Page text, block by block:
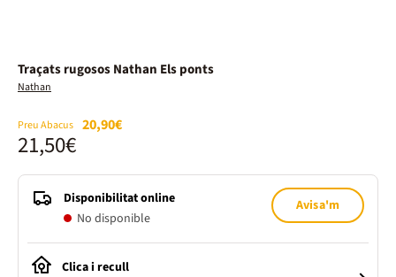
Traçats rugosos Nathan Els ponts
Nathan
Preu Abacus 20,90€
21,50€
Disponibilitat online
No disponible
Avisa'm
Clica i recull